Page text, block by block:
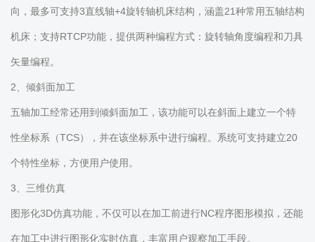
向，最多可支持3直线轴+4旋转轴机床结构，涵盖21种常用五轴结构
机床；支持RTCP功能，提供两种编程方式：旋转轴角度编程和刀具
矢量编程。
2、倾斜面加工
五轴加工经常还用到倾斜面加工，该功能可以在斜面上建立一个特
性坐标系（TCS），并在该坐标系中进行编程。系统可支持建立20
个特性坐标，方便用户使用。
3、三维仿真
图形化3D仿真功能，不仅可以在加工前进行NC程序图形模拟，还能
在加工中进行图形化实时仿真，丰富用户观察加工手段。